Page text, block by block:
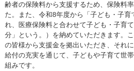
齢者の保険料から支援するため、保険料
た。また、令和8年度から「子ども・子育
れ、医療保険料と合わせて子ども・子育
分」という。）を納めていただきます。
の皆様から支援金を拠出いただき、それ
給付の充実を通じて、子どもや子育て世
組みです。